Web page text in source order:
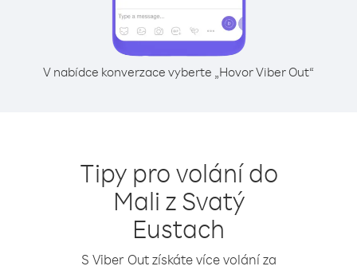
V nabídce konverzace vyberte „Hovor Viber Out“
Tipy pro volání do
Mali z Svatý
Eustach
S Viber Out získáte více volání za